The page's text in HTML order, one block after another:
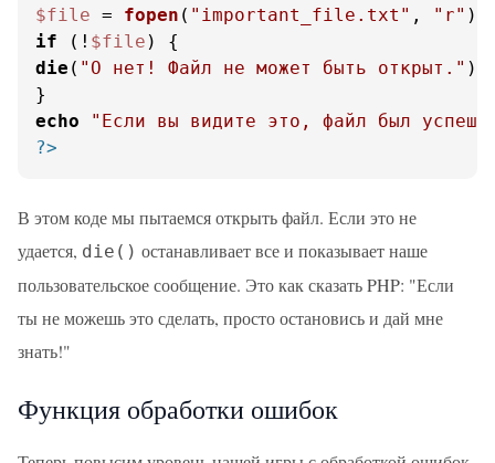
$file = fopen ( "important_file.txt" , "r"
if (! $file
die ( "О нет! Файл не может быть открыт." );
echo
"Если вы видите это, файл был
?>
В этом коде мы пытаемся открыть файл. Если это не
удается, die() останавливает все и показывает наше
пользовательское сообщение. Это как сказать PHP: "Если
ты не можешь это сделать, просто остановись и дай мне
знать!"
Функция обработки ошибок